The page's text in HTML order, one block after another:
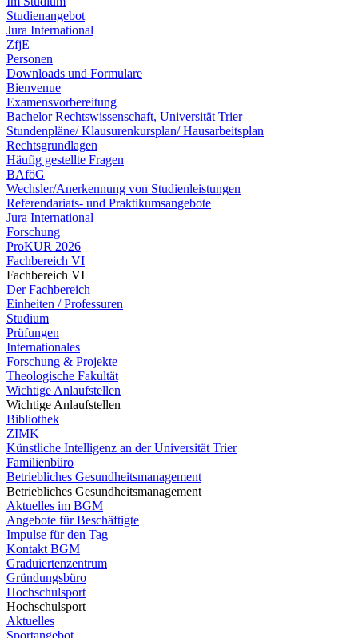
Studienangebot
Jura International
ZfjE
Personen
Downloads und Formulare
Bienvenue
Examensvorbereitung
Bachelor Rechtswissenschaft, Universität Trier
Stundenpläne/ Klausurenkursplan/ Hausarbeitsplan
Rechtsgrundlagen
Häufig gestellte Fragen
BAföG
Wechsler/Anerkennung von Studienleistungen
Referendariats- und Praktikumsangebote
Jura International
Forschung
ProKUR 2026
Fachbereich VI
Fachbereich VI
Der Fachbereich
Einheiten / Professuren
Studium
Prüfungen
Internationales
Forschung & Projekte
Theologische Fakultät
Wichtige Anlaufstellen
Wichtige Anlaufstellen
Bibliothek
ZIMK
Künstliche Intelligenz an der Universität Trier
Familienbüro
Betriebliches Gesundheitsmanagement
Betriebliches Gesundheitsmanagement
Aktuelles im BGM
Angebote für Beschäftigte
Impulse für den Tag
Kontakt BGM
Graduiertenzentrum
Gründungsbüro
Hochschulsport
Hochschulsport
Aktuelles
Sportangebot